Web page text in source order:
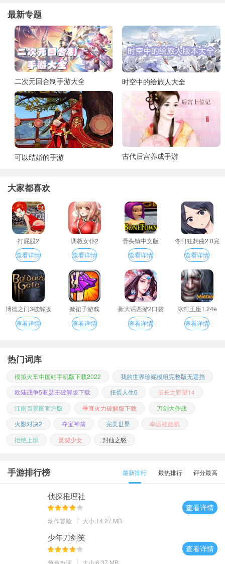
最新专题
二次元回合制手游大全 时空中的绘旅人大全
可以结婚的手游 古代后宫养成手游
大家都喜欢
打屁股2
查看详情
调教女仆2
查看详情
骨头镇中文版
查看详情
冬日狂想曲2.0完
整汉化版
查看详情
博德之门3破解版
查看详情
掀裙子游戏
查看详情
新大话西游2口袋
版
查看详情
冰封王座1.24e
查看详情
热门词库
模拟火车中国站手机版下载2022
我的世界珍妮模组完整版无遮挡
欧陆战争5亚瑟王破解版下载
扭蛋人生6
信长之野望14
江南百景图官方版
垂直火力破解版下载
刀剑大作战
火影对决2
夺宝神箭 完美世界
幸运娃娃机
拒绝上班
灵契少女 封仙之怒
手游排行榜 最新排行 最热排行 评分最高
侦探推理社
动作冒险 大小:14.27 MB
查看详情
少年刀剑笑
角色扮演 大小:6.37 MB
查看详情